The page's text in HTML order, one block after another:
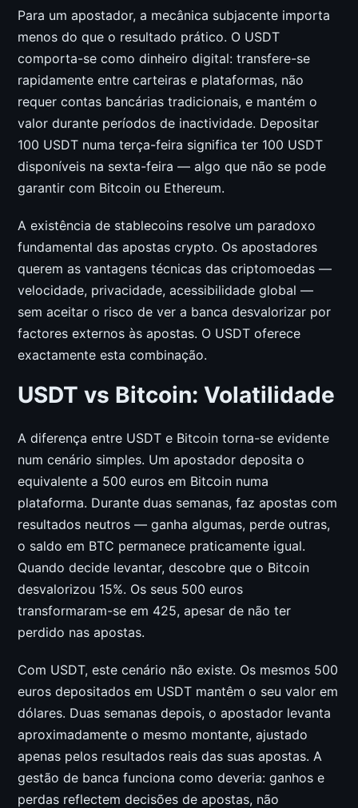
Para um apostador, a mecânica subjacente importa
menos do que o resultado prático. O USDT
comporta-se como dinheiro digital: transfere-se
rapidamente entre carteiras e plataformas, não
requer contas bancárias tradicionais, e mantém o
valor durante períodos de inactividade. Depositar
100 USDT numa terça-feira significa ter 100 USDT
disponíveis na sexta-feira — algo que não se pode
garantir com Bitcoin ou Ethereum.
A existência de stablecoins resolve um paradoxo
fundamental das apostas crypto. Os apostadores
querem as vantagens técnicas das criptomoedas —
velocidade, privacidade, acessibilidade global —
sem aceitar o risco de ver a banca desvalorizar por
factores externos às apostas. O USDT oferece
exactamente esta combinação.
USDT vs Bitcoin: Volatilidade
A diferença entre USDT e Bitcoin torna-se evidente
num cenário simples. Um apostador deposita o
equivalente a 500 euros em Bitcoin numa
plataforma. Durante duas semanas, faz apostas com
resultados neutros — ganha algumas, perde outras,
o saldo em BTC permanece praticamente igual.
Quando decide levantar, descobre que o Bitcoin
desvalorizou 15%. Os seus 500 euros
transformaram-se em 425, apesar de não ter
perdido nas apostas.
Com USDT, este cenário não existe. Os mesmos 500
euros depositados em USDT mantêm o seu valor em
dólares. Duas semanas depois, o apostador levanta
aproximadamente o mesmo montante, ajustado
apenas pelos resultados reais das suas apostas. A
gestão de banca funciona como deveria: ganhos e
perdas reflectem decisões de apostas, não